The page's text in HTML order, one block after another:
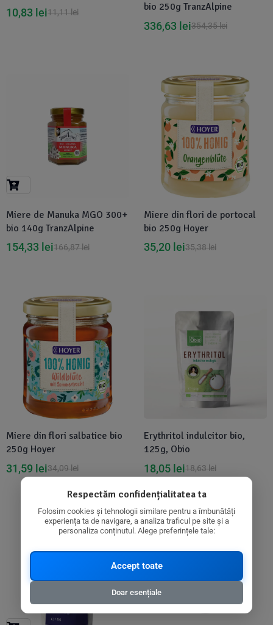
11,11lei
10,83 lei
bio 250g TranzAlpine
354,35lei
336,63 lei
Miere de Manuka MGO 300+
bio 140g TranzAlpine
166,87lei
154,33 lei
Disponibil in 1-2 zile
Miere din flori de portocal
bio 250g Hoyer
35,38lei
35,20 lei
Disponibil in 1-2 zile
Miere din flori salbatice bio
250g Hoyer
34,09lei
31,59 lei
Disponibil in 1-2 zile
Erythritol indulcitor bio,
125g, Obio
18,63lei
18,05 lei
Disponibil in 1-2 zile
Respectăm confidențialitatea ta
Folosim cookies și tehnologii similare pentru a îmbunătăți
experiența ta de navigare, a analiza traficul pe site și a
personaliza conținutul. Alege preferințele tale:
Accept toate
Doar esențiale